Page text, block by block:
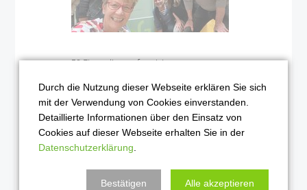
50 Ehemalige trafen sich
"alten" Schule
Weiterlesen …
2022
Durch die Nutzung dieser Webseite erklären Sie sich
mit der Verwendung von Cookies einverstanden.
Detaillierte Informationen über den Einsatz von
Cookies auf dieser Webseite erhalten Sie in der
Datenschutzerklärung
Bestätigen Alle akzeptieren